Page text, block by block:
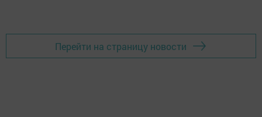
Перейти на страницу новости